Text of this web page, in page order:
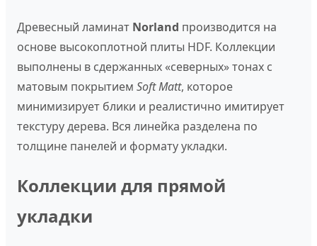
Древесный ламинат Norland производится на
основе высокоплотной плиты HDF. Коллекции
выполнены в сдержанных «северных» тонах с
матовым покрытием Soft Matt, которое
минимизирует блики и реалистично имитирует
текстуру дерева. Вся линейка разделена по
толщине панелей и формату укладки.
Коллекции для прямой
укладки